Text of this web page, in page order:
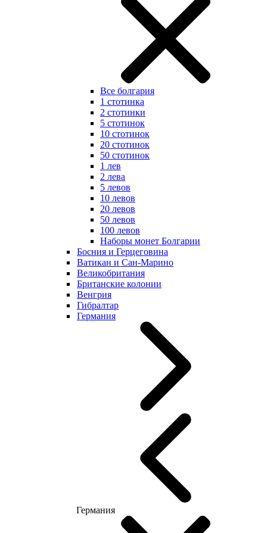
Все болгария
1 стотинка
2 стотинки
5 стотинок
10 стотинок
20 стотинок
50 стотинок
1 лев
2 лева
5 левов
10 левов
20 левов
50 левов
100 левов
Наборы монет Болгарии
Босния и Герцеговина
Ватикан и Сан-Марино
Великобритания
Британские колонии
Венгрия
Гибралтар
Германия
Германия